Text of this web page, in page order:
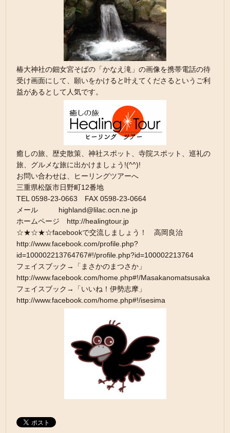
椿大神社の鈿女宮そばの「かなえ滝」の画像を携帯電話の待
受け画面にして、願いをかけると叶えてくださるというご利
益があるとして人気です。
癒しの旅、歴史散策、神社スポット、寺院スポット、巡礼の
旅、グルメな旅に出かけましょう!(^^)!
お問い合わせは、ヒーリングツアーへ
三重県松阪市日野町12番地
TEL 0598-23-0663 FAX 0598-23-0664
メール highland@lilac.ocn.ne.jp
ホームページ http://healingtour.jp
☆★☆★☆facebookで交流しましょう！ 高岡良治
http://www.facebook.com/profile.php?
id=100002213764767#!/profile.php?id=100002213764
フェイスブック→「まさかのまつさか」
http://www.facebook.com/home.php#!/Masakanomatsusaka
フェイスブック→「いいね！伊勢志摩」
http://www.facebook.com/home.php#!/isesima